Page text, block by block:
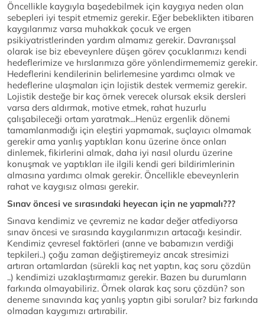
Öncellikle kaygıyla başedebilmek için kaygıya neden olan
sebepleri iyi tespit etmemiz gerekir. Eğer bebeklikten itibaren
kaygılarımız varsa muhakkak çocuk ve ergen
psikiyatristlerinden yardım almamız gerekir. Davranışsal
olarak ise biz ebeveynlere düşen görev çocuklarımızı kendi
hedeflerimize ve hırslarımıza göre yönlendirmememiz gerekir.
Hedeflerini kendilerinin belirlemesine yardımcı olmak ve
hedeflerine ulaşmaları için lojistik destek vermemiz gerekir.
Lojistik desteğe bir kaç örnek verecek olursak eksik dersleri
varsa ders aldırmak, motive etmek, rahat huzurlu
çalışabileceği ortam yaratmak...Henüz ergenlik dönemi
tamamlanmadığı için eleştiri yapmamak, suçlayıcı olmamak
gerekir ama yanlış yaptıkları konu üzerine önce onları
dinlemek, fikirlerini almak, daha iyi nasıl olurdu üzerine
konuşmak ve yaptıkları ile ilgili kendi geri bildirimlerinin
almasına yardımcı olmak gerekir. Öncellikle ebeveynlerin
rahat ve kaygısız olması gerekir.
Sınav öncesi ve sırasındaki heyecan için ne yapmalı???
Sınava kendimiz ve çevremiz ne kadar değer atfediyorsa
sınav öncesi ve sırasında kaygılarımızın artacağı kesindir.
Kendimiz çevresel faktörleri (anne ve babamızın verdiği
tepkileri..) çoğu zaman değiştiremeyiz ancak stresimizi
artıran ortamlardan (sürekli kaç net yaptın, kaç soru çözdün
..) kendimizi uzaklaştırmamız gerekir. Bazen bu durumların
farkında olmayabiliriz. Örnek olarak kaç soru çözdün? son
deneme sınavında kaç yanlış yaptın gibi sorular? biz farkında
olmadan kaygımızı artırabilir.